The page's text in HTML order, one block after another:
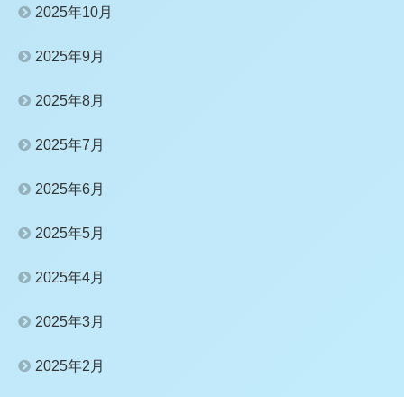
2025年10月
2025年9月
2025年8月
2025年7月
2025年6月
2025年5月
2025年4月
2025年3月
2025年2月